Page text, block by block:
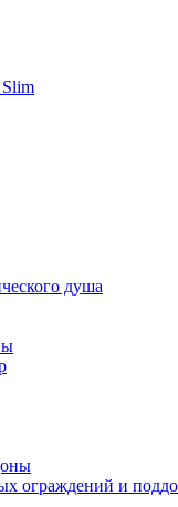
душа
ограждений и